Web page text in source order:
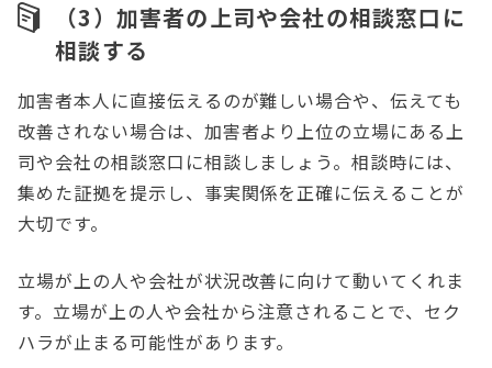
（3）加害者の上司や会社の相談窓口に
相談する
加害者本人に直接伝えるのが難しい場合や、伝えても
改善されない場合は、加害者より上位の立場にある上
司や会社の相談窓口に相談しましょう。相談時には、
集めた証拠を提示し、事実関係を正確に伝えることが
大切です。
立場が上の人や会社が状況改善に向けて動いてくれま
す。立場が上の人や会社から注意されることで、セク
ハラが止まる可能性があります。